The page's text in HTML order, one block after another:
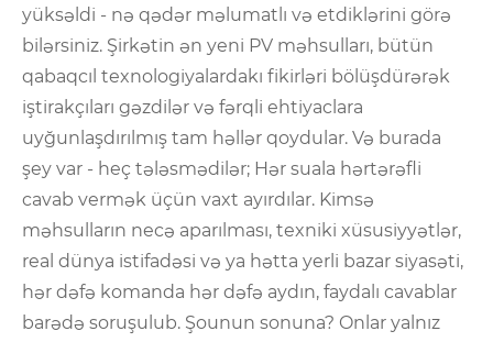
yüksəldi - nə qədər məlumatlı və etdiklərini görə
bilərsiniz. Şirkətin ən yeni PV məhsulları, bütün
qabaqcıl texnologiyalardakı fikirləri bölüşdürərək
iştirakçıları gəzdilər və fərqli ehtiyaclara
uyğunlaşdırılmış tam həllər qoydular. Və burada
şey var - heç tələsmədilər; Hər suala hərtərəfli
cavab vermək üçün vaxt ayırdılar. Kimsə
məhsulların necə aparılması, texniki xüsusiyyətlər,
real dünya istifadəsi və ya hətta yerli bazar siyasəti,
hər dəfə komanda hər dəfə aydın, faydalı cavablar
barədə soruşulub. Şounun sonuna? Onlar yalnız